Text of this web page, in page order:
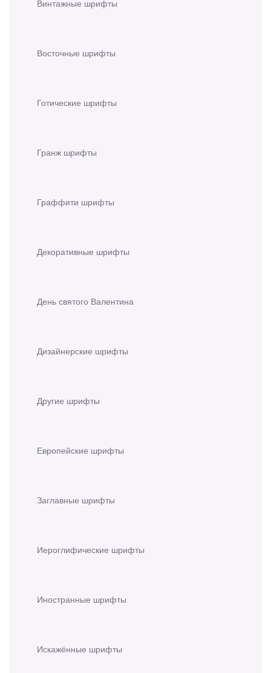
Винтажные шрифты
Восточные шрифты
Готические шрифты
Гранж шрифты
Граффити шрифты
Декоративные шрифты
День святого Валентина
Дизайнерские шрифты
Другие шрифты
Европейские шрифты
Заглавные шрифты
Иероглифические шрифты
Иностранные шрифты
Искажённые шрифты